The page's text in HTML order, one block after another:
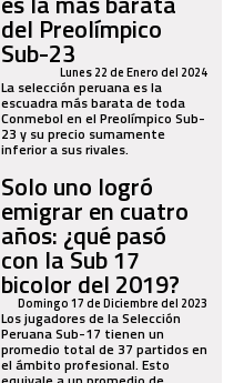
del Preolímpico
Sub-23Lunes 22 de Enero del 2024
La selección peruana es la
escuadra más barata de toda
Conmebol en el Preolímpico Sub-
23 y su precio sumamente
inferior a sus rivales.
Solo uno logró
emigrar en cuatro
años: ¿qué pasó
con la Sub 17
bicolor del 2019?
Domingo 17 de Diciembre del 2023
Los jugadores de la Selección
Peruana Sub-17 tienen un
promedio total de 37 partidos en
el ámbito profesional. Esto